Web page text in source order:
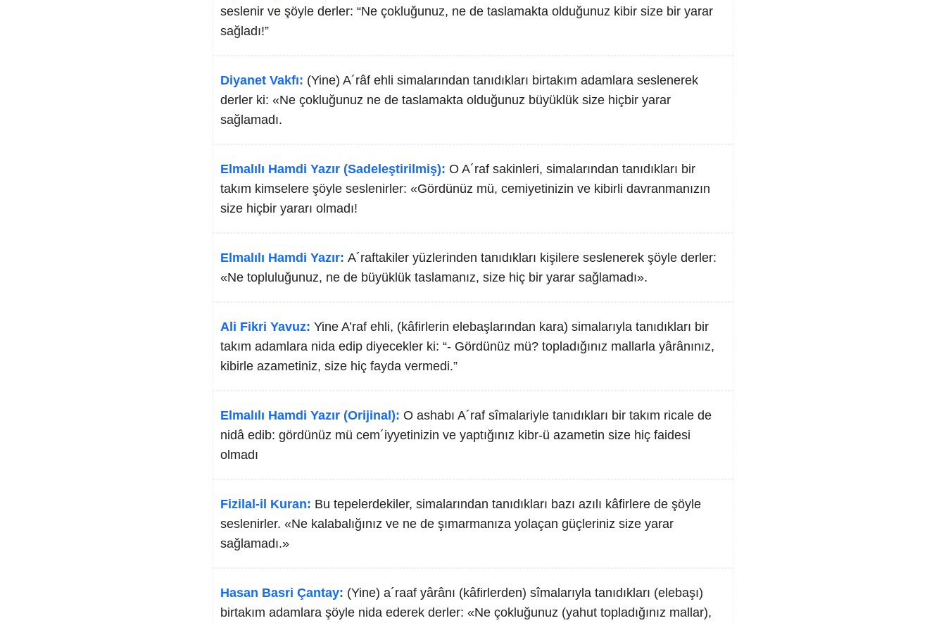
seslenir ve şöyle derler: “Ne çokluğunuz, ne de taslamakta olduğunuz kibir size bir yarar
sağladı!”
Diyanet Vakfı: (Yine) A´râf ehli simalarından tanıdıkları birtakım adamlara seslenerek
derler ki: «Ne çokluğunuz ne de taslamakta olduğunuz büyüklük size hiçbir yarar
sağlamadı.
Elmalılı Hamdi Yazır (Sadeleştirilmiş): O A´raf sakinleri, simalarından tanıdıkları bir
takım kimselere şöyle seslenirler: «Gördünüz mü, cemiyetinizin ve kibirli davranmanızın
size hiçbir yararı olmadı!
Elmalılı Hamdi Yazır: A´raftakiler yüzlerinden tanıdıkları kişilere seslenerek şöyle derler:
«Ne topluluğunuz, ne de büyüklük taslamanız, size hiç bir yarar sağlamadı».
Ali Fikri Yavuz: Yine A’raf ehli, (kâfirlerin elebaşlarından kara) simalarıyla tanıdıkları bir
takım adamlara nida edip diyecekler ki: “- Gördünüz mü? topladığınız mallarla yârânınız,
kibirle azametiniz, size hiç fayda vermedi.”
Elmalılı Hamdi Yazır (Orijinal): O ashabı A´raf sîmalariyle tanıdıkları bir takım ricale de
nidâ edib: gördünüz mü cem´iyyetinizin ve yaptığınız kibr-ü azametin size hiç faidesi
olmadı
Fizilal-il Kuran: Bu tepelerdekiler, simalarından tanıdıkları bazı azılı kâfirlere de şöyle
seslenirler. «Ne kalabalığınız ve ne de şımarmanıza yolaçan güçleriniz size yarar
sağlamadı.»
Hasan Basri Çantay: (Yine) a´raaf yârânı (kâfirlerden) sîmalarıyla tanıdıkları (elebaşı)
birtakım adamlara şöyle nida ederek derler: «Ne çokluğunuz (yahut topladığınız mallar),